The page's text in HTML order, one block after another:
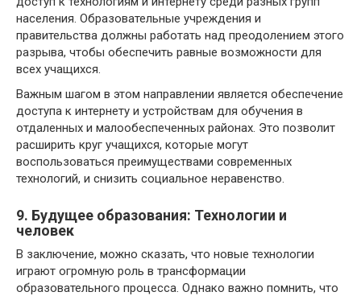
населения. Образовательные учреждения и
правительства должны работать над преодолением этого
разрыва, чтобы обеспечить равные возможности для
всех учащихся.
Важным шагом в этом направлении является обеспечение
доступа к интернету и устройствам для обучения в
отдаленных и малообеспеченных районах. Это позволит
расширить круг учащихся, которые могут
воспользоваться преимуществами современных
технологий, и снизить социальное неравенство.
9. Будущее образования: Технологии и
человек
В заключение, можно сказать, что новые технологии
играют огромную роль в трансформации
образовательного процесса. Однако важно помнить, что